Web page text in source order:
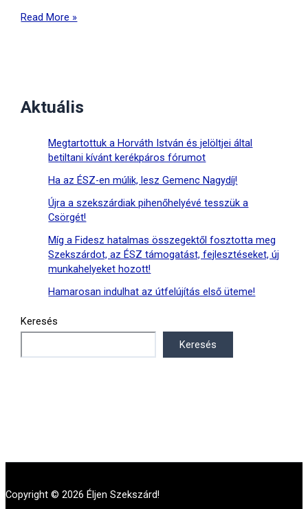
Úgy
az
ország
logisztikai
csomópontja!
Read More »
Aktuális
Megtartottuk a Horváth István és jelöltjei által
betiltani kívánt kerékpáros fórumot
Ha az ÉSZ-en múlik, lesz Gemenc Nagydíj!
Újra a szekszárdiak pihenőhelyévé tesszük a
Csörgét!
Míg a Fidesz hatalmas összegektől fosztotta meg
Szekszárdot, az ÉSZ támogatást, fejlesztéseket, új
munkahelyeket hozott!
Hamarosan indulhat az útfelújítás első üteme!
Keresés
Keresés
Copyright © 2026 Éljen Szekszárd!